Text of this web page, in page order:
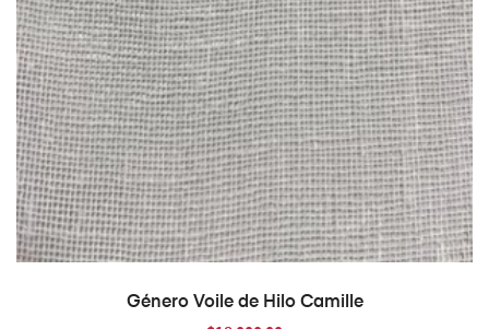
AÑADIR AL CARRITO
Género Voile de Hilo Camille